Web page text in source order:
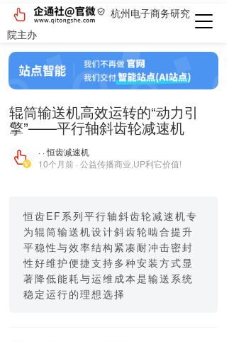
杭州电子商务研究
院主办
辊筒输送机高效运转的“动力引
擎”——平行轴斜齿轮减速机
· · 恒齿减速机
10个月前 · 公益传播商业,UP利它价值!
恒齿EF系列平行轴斜齿轮减速机专
为辊筒输送机设计斜齿轮啮合提升
平稳性与效率结构紧凑耐冲击密封
性好维护便捷支持多种安装方式显
著降低能耗与运维成本是输送系统
稳定运行的理想选择